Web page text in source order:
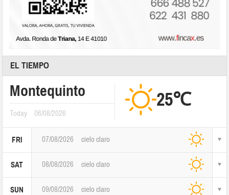
EL TIEMPO
Montequinto
Today 06/08/2026
25℃
FRI 07/08/2026 cielo claro
SAT 08/08/2026 cielo claro
SUN 09/08/2026 cielo claro